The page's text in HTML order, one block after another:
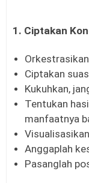
1. Ciptakan
Ciptakan
Kukuhkan,
Tentukan
manfaatnya
Anggaplah
Pasanglah